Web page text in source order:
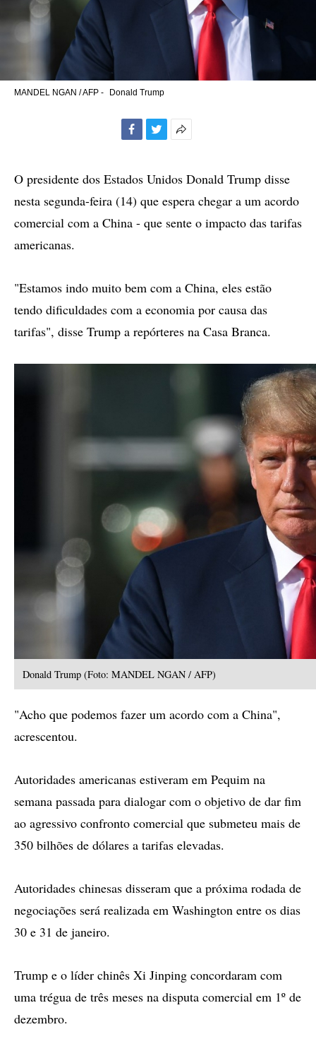
MANDEL NGAN / AFP - Donald Trump
compartilhamento
O presidente dos Estados Unidos Donald Trump disse
nesta segunda-feira (14) que espera chegar a um acordo
comercial com a China - que sente o impacto das tarifas
americanas.
"Estamos indo muito bem com a China, eles estão
tendo dificuldades com a economia por causa das
tarifas", disse Trump a repórteres na Casa Branca.
Donald Trump (Foto: MANDEL NGAN / AFP)
"Acho que podemos fazer um acordo com a China",
acrescentou.
Autoridades americanas estiveram em Pequim na
semana passada para dialogar com o objetivo de dar fim
ao agressivo confronto comercial que submeteu mais de
350 bilhões de dólares a tarifas elevadas.
Autoridades chinesas disseram que a próxima rodada de
negociações será realizada em Washington entre os dias
30 e 31 de janeiro.
Trump e o líder chinês Xi Jinping concordaram com
uma trégua de três meses na disputa comercial em 1º de
dezembro.